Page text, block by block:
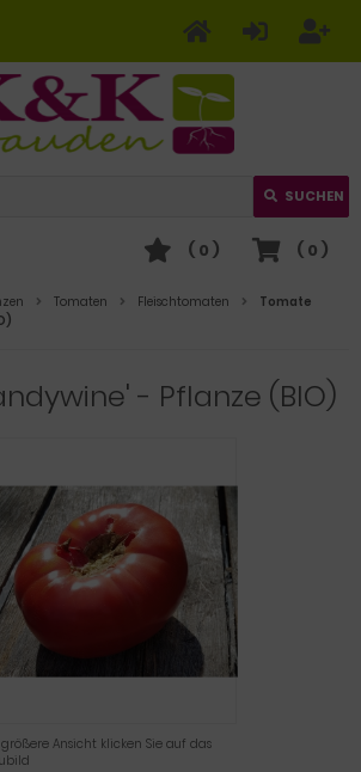
SUCHEN
( 0 )
( 0 )
Tomaten Fleischtomaten
Tomate
- Pflanze (BIO)
Ansicht klicken Sie auf das